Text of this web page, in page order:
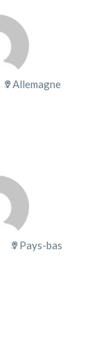
Allemagne
Pays-bas